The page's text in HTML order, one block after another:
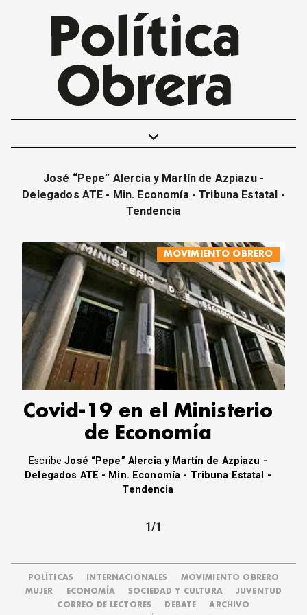
keyboard_arrow_down
POLÍTICAS
INTERNACIONALES
MUJER
ECONOMÍA
SOCIEDAD Y CULTURA
JUVENTUD
CORREO DE LECTORES
DEBATE
ARCHIVO
DECLARACIONES
OPINIÓN
ALTAMIRA RESPONDE
Política Obrera Revista
José “Pepe” Alercia y Martín de Azpiazu -
Delegados ATE - Min. Economía - Tribuna Estatal -
Tendencia
MOVIMIENTO OBRERO
Covid-19 en el Ministerio
de Economía
EscribeJosé “Pepe” Alercia y Martín de Azpiazu -
Delegados ATE - Min. Economía - Tribuna Estatal -
Tendencia
1/1
POLÍTICAS INTERNACIONALES
MOVIMIENTO OBRERO
MUJER
ECONOMÍA SOCIEDAD Y CULTURA
JUVENTUD
CORREO DE LECTORES
DEBATE
ARCHIVO